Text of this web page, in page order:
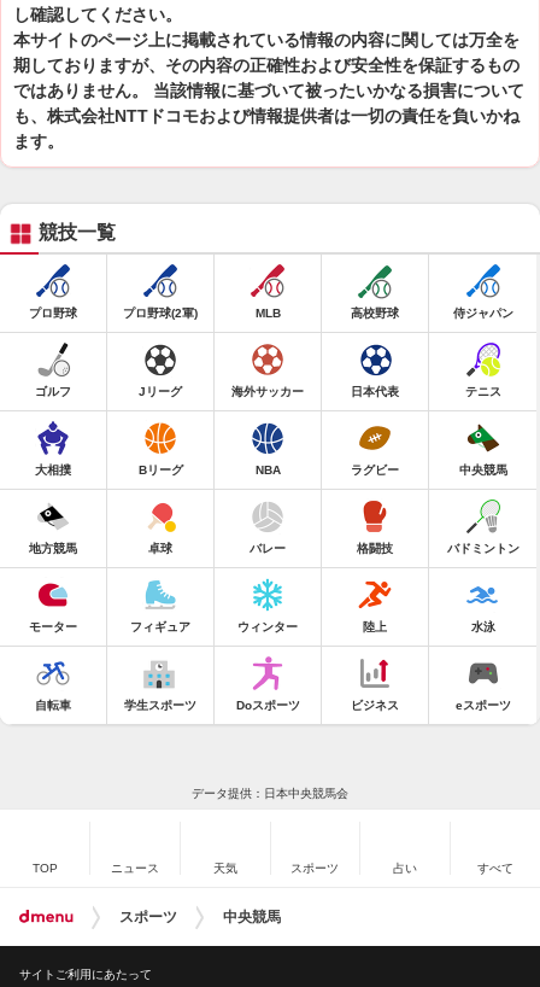
し確認してください。
本サイトのページ上に掲載されている情報の内容に関しては万全を
期しておりますが、その内容の正確性および安全性を保証するもの
ではありません。 当該情報に基づいて被ったいかなる損害について
も、株式会社NTTドコモおよび情報提供者は一切の責任を負いかね
ます。
競技一覧
プロ野球 プロ野球(2軍) MLB 高校野球 侍ジャパン
ゴルフ Jリーグ 海外サッカー 日本代表 テニス
大相撲 Bリーグ NBA ラグビー 中央競馬
地方競馬 卓球 バレー 格闘技 バドミントン
モーター フィギュア ウィンター 陸上 水泳
自転車 学生スポーツ Doスポーツ ビジネス eスポーツ
データ提供：日本中央競馬会
TOP ニュース 天気 スポーツ 占い すべて
スポーツ 中央競馬
サイトご利用にあたって